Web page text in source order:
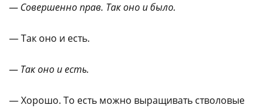
— Совершенно прав. Так оно и было.
— Так оно и есть.
— Так оно и есть.
— Хорошо. То есть можно выращивать стволовые